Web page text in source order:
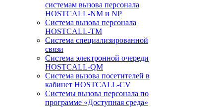
системам вызова персонала
HOSTCALL-NM и NP
Система вызова персонала
HOSTCALL-TM
Система специализированной
связи
Система электронной очереди
HOSTCALL-QM
Cистема вызова посетителей в
кабинет HOSTCALL-CV
Системы вызова персонала по
программе «Доступная среда»